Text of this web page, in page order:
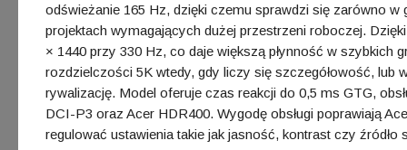
odświeżanie 165 Hz, dzięki czemu sprawdzi się zarówno
projektach wymagających dużej przestrzeni roboczej.
× 1440 przy 330 Hz, co daje większą płynność w
rozdzielczości 5K wtedy, gdy liczy się szczegółowość,
rywalizację. Model oferuje czas reakcji do 0,5 ms GTG,
DCI-P3 oraz Acer HDR400. Wygodę obsługi poprawiają
regulować ustawienia takie jak jasność, kontrast czy źródło